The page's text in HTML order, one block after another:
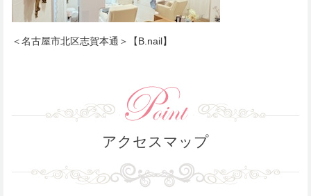
＜名古屋市北区志賀本通＞【B.nail】
アクセスマップ